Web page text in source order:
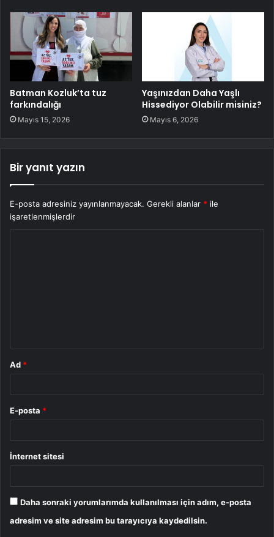
Batman Kozluk’ta tuz
farkındalığı
Mayıs 15, 2026
Yaşınızdan Daha Yaşlı
Hissediyor Olabilir misiniz?
Mayıs 6, 2026
Bir yanıt yazın
E-posta adresiniz yayınlanmayacak. Gerekli alanlar * ile
işaretlenmişlerdir
Ad *
E-posta *
İnternet sitesi
Daha sonraki yorumlarımda kullanılması için adım, e-posta
adresim ve site adresim bu tarayıcıya kaydedilsin.